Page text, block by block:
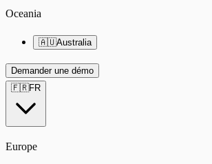
Oceania
🇦🇺Australia
Demander une démo
🇫🇷FR
Europe